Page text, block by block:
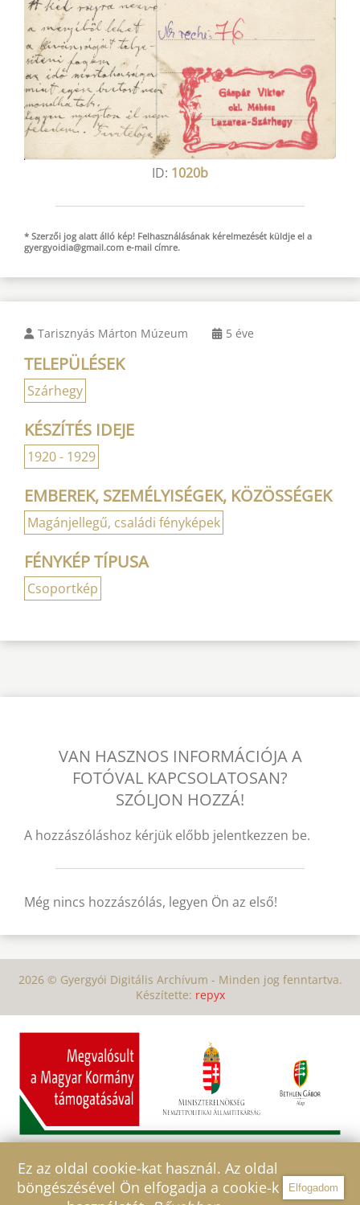
Szűrő
ID: 1020b
* Szerzői jog alatt álló kép! Felhasználásának kérelmezését küldje el a
gyergyoidia@gmail.com e-mail címre.
Tarisznyás Márton Múzeum 5 éve
TELEPÜLÉSEK
Szárhegy
KÉSZÍTÉS IDEJE
1920 - 1929
EMBEREK, SZEMÉLYISÉGEK, KÖZÖSSÉGEK
Magánjellegű, családi fényképek
FÉNYKÉP TÍPUSA
Csoportkép
VAN HASZNOS INFORMÁCIÓJA A
FOTÓVAL KAPCSOLATOSAN?
SZÓLJON HOZZÁ!
A hozzászóláshoz kérjük előbb jelentkezzen be.
Még nincs hozzászólás, legyen Ön az első!
2026 © Gyergyói Digitális Archívum - Minden jog fenntartva.
Készítette: repyx
Ez az oldal cookie-kat használ. Az oldal
böngészésével Ön elfogadja a cookie-k
Elfogadom